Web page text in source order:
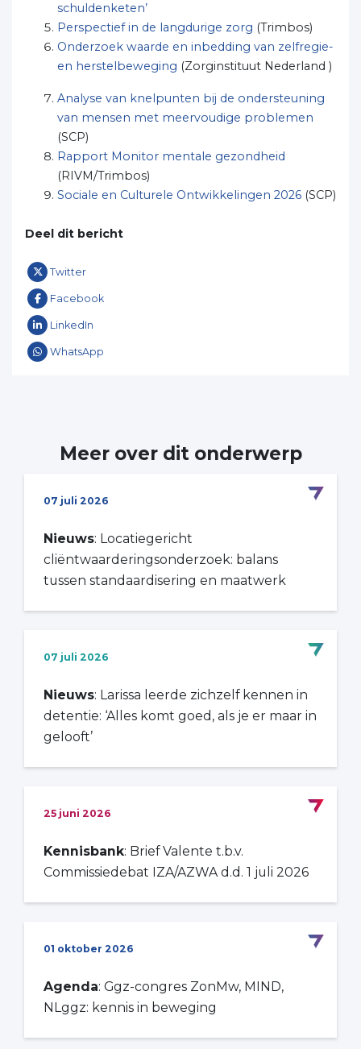
schuldenketen’
Perspectief in de langdurige zorg (Trimbos)
Onderzoek waarde en inbedding van zelfregie-
en herstelbeweging (Zorginstituut Nederland )
Analyse van knelpunten bij de ondersteuning
van mensen met meervoudige problemen
(SCP)
Rapport Monitor mentale gezondheid
(RIVM/Trimbos)
Sociale en Culturele Ontwikkelingen 2026 (SCP)
Deel dit bericht
Twitter
Facebook
LinkedIn
WhatsApp
Meer over dit onderwerp
07 juli 2026
Nieuws: Locatiegericht
cliëntwaarderingsonderzoek: balans
tussen standaardisering en maatwerk
07 juli 2026
Nieuws: Larissa leerde zichzelf kennen in
detentie: ‘Alles komt goed, als je er maar in
gelooft’
25 juni 2026
Kennisbank: Brief Valente t.b.v.
Commissiedebat IZA/AZWA d.d. 1 juli 2026
01 oktober 2026
Agenda: Ggz-congres ZonMw, MIND,
NLggz: kennis in beweging